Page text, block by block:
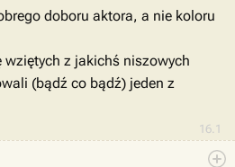
16.1
doboru aktora, a nie koloru
wziętych z jakichś niszowych
(bądź co bądź) jeden z